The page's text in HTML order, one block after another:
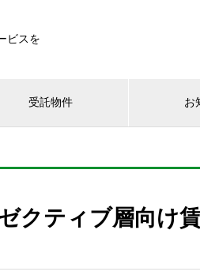
ビスを
受託物件 お
クティブ層向け